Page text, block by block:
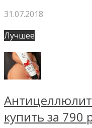
31.07.2018
Лучшее
купить за 790